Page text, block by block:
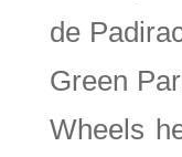
de
Green
Wheels